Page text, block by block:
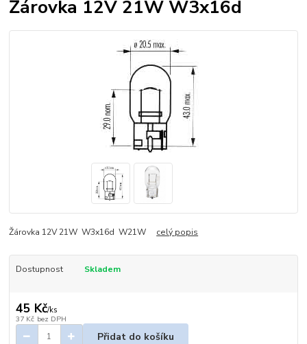
Žárovka 12V 21W W3x16d
Žárovka 12V 21W W3x16d W21W celý popis
Dostupnost Skladem
45 Kč/ks
37 Kč bez DPH
Přidat do košíku